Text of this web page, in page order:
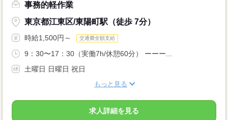
事務的軽作業
東京都江東区/東陽町駅（徒歩 7分）
時給1,500円～ 交通費全額支給
9：30〜17：30（実働7h/休憩60分） ーーー...
土曜日 日曜日 祝日
もっと見る
求人詳細を見る